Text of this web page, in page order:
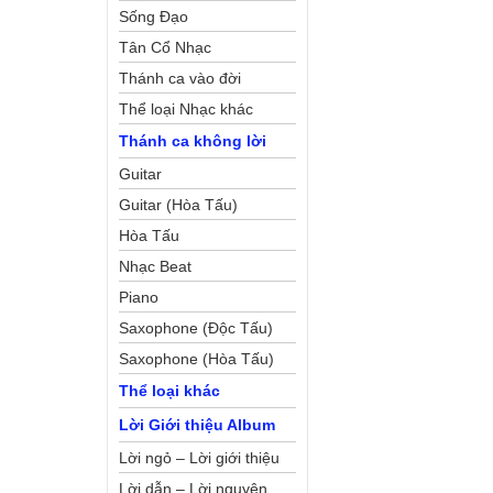
Sống Đạo
Tân Cổ Nhạc
Thánh ca vào đời
Thể loại Nhạc khác
Thánh ca không lời
Guitar
Guitar (Hòa Tấu)
Hòa Tấu
Nhạc Beat
Piano
Saxophone (Độc Tấu)
Saxophone (Hòa Tấu)
Thể loại khác
Lời Giới thiệu Album
Lời ngỏ – Lời giới thiệu
Lời dẫn – Lời nguyện